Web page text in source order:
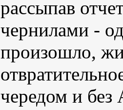
рассыпав
чернилами -
произошло,
чередом и без